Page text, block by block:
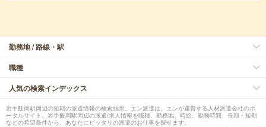
勤務地 / 路線・駅
職種
人気の検索インデックス
岩手飯岡駅周辺の短期の派遣情報の検索結果。エン派遣は、エンが運営する人材派遣会社のポ
ータルサイト。岩手飯岡駅周辺の派遣/求人情報を職種、勤務地、時給、勤務時間、長期・短期
などの希望条件から、あなたにピッタリの派遣のお仕事を探せます。